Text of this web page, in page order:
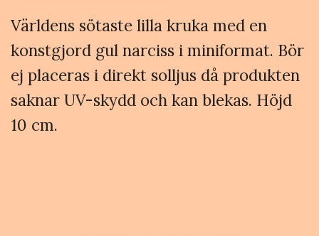
Världens sötaste lilla kruka med en
konstgjord gul narciss i miniformat. Bör
ej placeras i direkt solljus då produkten
saknar UV-skydd och kan blekas. Höjd
10 cm.